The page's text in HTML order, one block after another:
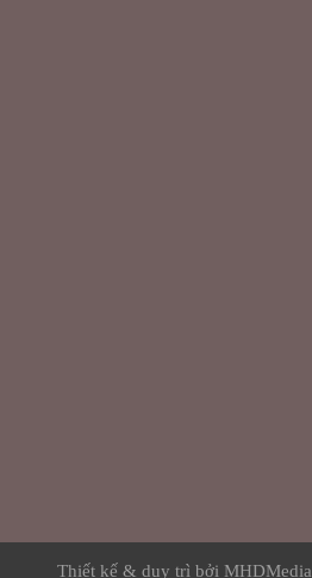
Thiết kế & duy trì bởi MHDMedia